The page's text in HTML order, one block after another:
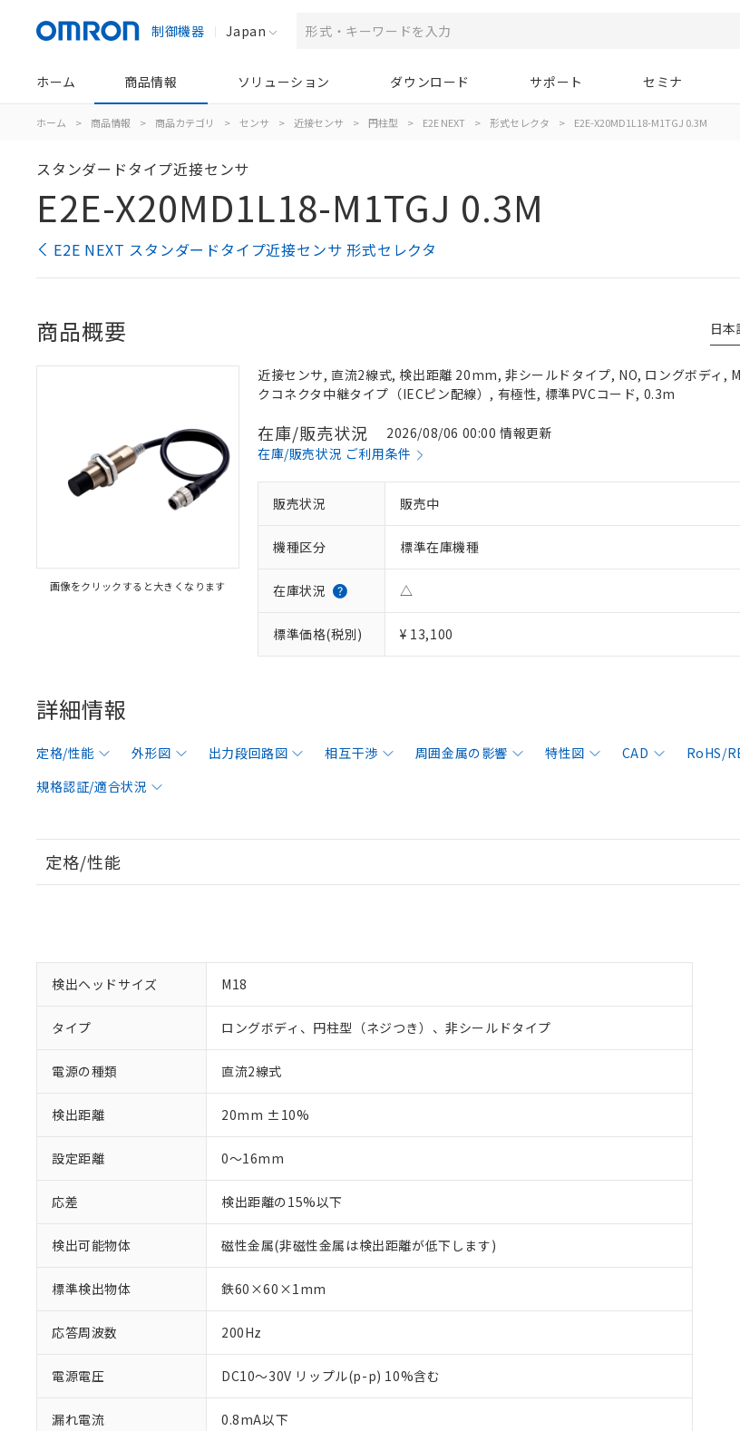
制御機器 Japan
ホーム 商品情報 ソリューション ダウンロード サポート セミナ
ホーム > 商品情報 > 商品カテゴリ > センサ > 近接センサ > 円柱型 > E2E NEXT > 形式セレクタ > E2E-X20MD1L18-M1TGJ 0.3M
スタンダードタイプ近接センサ
E2E-X20MD1L18-M1TGJ 0.3M
E2E NEXT スタンダードタイプ近接センサ 形式セレクタ
日本
商品概要
画像をクリックすると大きくなります
近接センサ, 直流2線式, 検出距離 20mm, 非シールドタイプ, NO, ロングボディ,
クコネクタ中継タイプ（IECピン配線）, 有極性, 標準PVCコード, 0.3m
在庫/販売状況
2026/08/06 00:00 情報更新
在庫/販売状況 ご利用条件
販売状況 販売中
機種区分 標準在庫機種
在庫状況 △
標準価格(税別) ¥ 13,100
詳細情報
定格/性能 外形図 出力段回路図 相互干渉 周囲金属の影響 特性図 CAD
RoHS/
規格認証/適合状況
定格/性能
検出ヘッドサイズ M18
タイプ ロングボディ、円柱型（ネジつき）、非シールドタイプ
電源の種類 直流2線式
検出距離 20mm ±10%
設定距離 0～16mm
応差 検出距離の15%以下
検出可能物体 磁性金属(非磁性金属は検出距離が低下します)
標準検出物体 鉄60×60×1mm
応答周波数 200Hz
電源電圧 DC10～30V リップル(p-p) 10%含む
漏れ電流 0.8mA以下